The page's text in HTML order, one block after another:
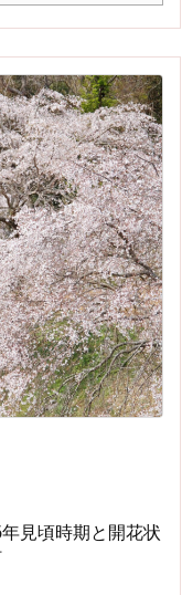
見頃時期と開花状